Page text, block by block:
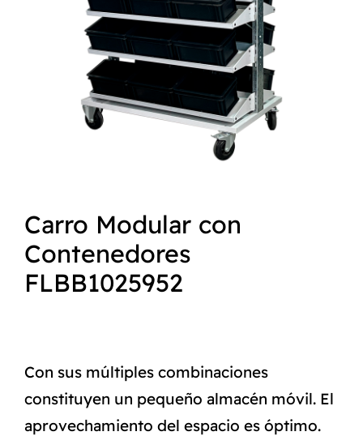
NORMAS ISO
CATÁLOGO
CONTACTO
Carro Modular con
Contenedores
FLBB1025952
Con sus múltiples combinaciones
constituyen un pequeño almacén móvil. El
aprovechamiento del espacio es óptimo.